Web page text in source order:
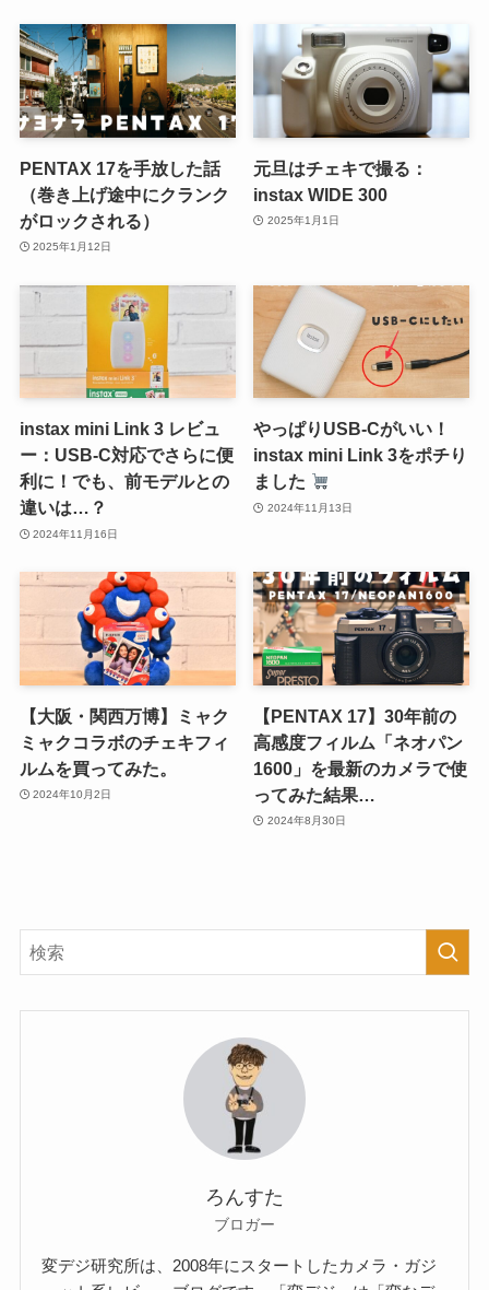
PENTAX 17を手放した話
（巻き上げ途中にクランク
がロックされる）
2025年1月12日
元旦はチェキで撮る：
instax WIDE 300
2025年1月1日
instax mini Link 3 レビュ
ー：USB-C対応でさらに便
利に！でも、前モデルとの
違いは…？
2024年11月16日
やっぱりUSB-Cがいい！
instax mini Link 3をポチり
ました
2024年11月13日
【大阪・関西万博】ミャク
ミャクコラボのチェキフィ
ルムを買ってみた。
2024年10月2日
【PENTAX 17】30年前の
高感度フィルム「ネオパン
1600」を最新のカメラで使
ってみた結果…
2024年8月30日
ろんすた
ブロガー
変デジ研究所は、2008年にスタートしたカメラ・ガジ